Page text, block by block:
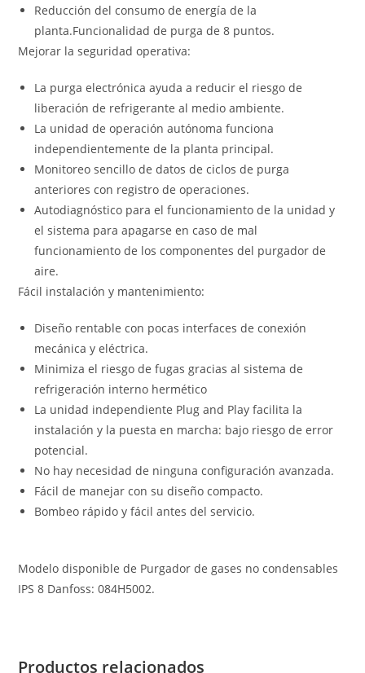
Reducción del consumo de energía de la
planta.Funcionalidad de purga de 8 puntos.
Mejorar la seguridad operativa:
La purga electrónica ayuda a reducir el riesgo de
liberación de refrigerante al medio ambiente.
La unidad de operación autónoma funciona
independientemente de la planta principal.
Monitoreo sencillo de datos de ciclos de purga
anteriores con registro de operaciones.
Autodiagnóstico para el funcionamiento de la unidad y
el sistema para apagarse en caso de mal
funcionamiento de los componentes del purgador de
aire.
Fácil instalación y mantenimiento:
Diseño rentable con pocas interfaces de conexión
mecánica y eléctrica.
Minimiza el riesgo de fugas gracias al sistema de
refrigeración interno hermético
La unidad independiente Plug and Play facilita la
instalación y la puesta en marcha: bajo riesgo de error
potencial.
No hay necesidad de ninguna configuración avanzada.
Fácil de manejar con su diseño compacto.
Bombeo rápido y fácil antes del servicio.
Modelo disponible de Purgador de gases no condensables
IPS 8 Danfoss: 084H5002.
Productos relacionados